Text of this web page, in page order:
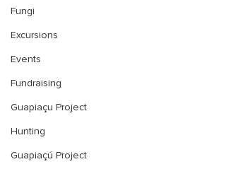
Fungi
Excursions
Events
Fundraising
Guapiaçu Project
Hunting
Guapiaçú Project